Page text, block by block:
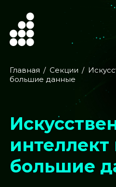
Главная Секции
большие данные
интеллект
большие